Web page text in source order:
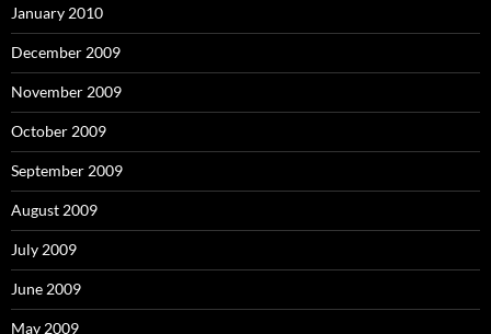
January 2010
December 2009
November 2009
October 2009
September 2009
August 2009
July 2009
June 2009
May 2009